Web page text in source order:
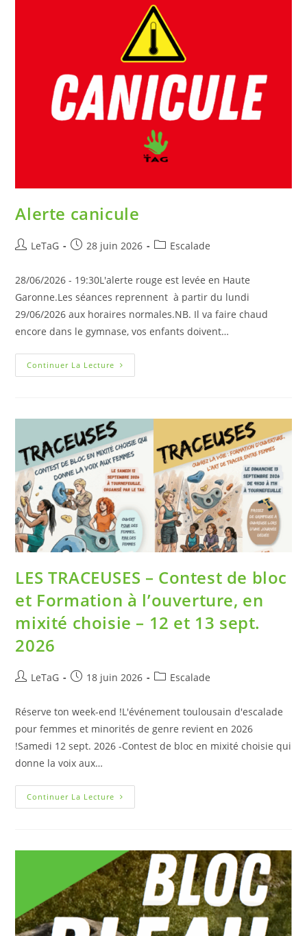
Alerte canicule
LeTaG 28 juin 2026 Escalade
28/06/2026 - 19:30L'alerte rouge est levée en Haute
Garonne.Les séances reprennent à partir du lundi
29/06/2026 aux horaires normales.NB. Il va faire chaud
encore dans le gymnase, vos enfants doivent…
Continuer La Lecture
LES TRACEUSES – Contest de bloc
et Formation à l’ouverture, en
mixité choisie – 12 et 13 sept.
2026
LeTaG 18 juin 2026 Escalade
Réserve ton week-end !L'événement toulousain d'escalade
pour femmes et minorités de genre revient en 2026
!Samedi 12 sept. 2026 -Contest de bloc en mixité choisie qui
donne la voix aux…
Continuer La Lecture